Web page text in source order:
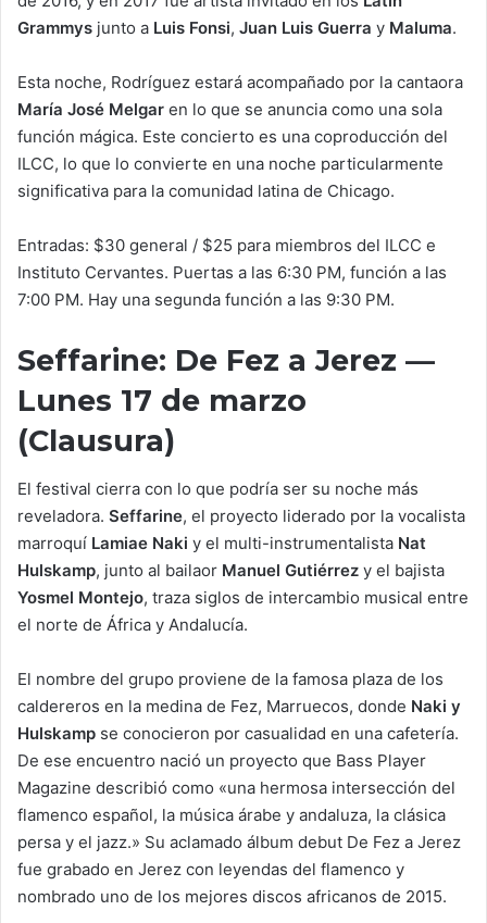
Grammys junto a Luis Fonsi, Juan Luis Guerra y Maluma.
Esta noche, Rodríguez estará acompañado por la cantaora
María José Melgar en lo que se anuncia como una sola
función mágica. Este concierto es una coproducción del
ILCC, lo que lo convierte en una noche particularmente
significativa para la comunidad latina de Chicago.
Entradas: $30 general / $25 para miembros del ILCC e
Instituto Cervantes. Puertas a las 6:30 PM, función a las
7:00 PM. Hay una segunda función a las 9:30 PM.
Seffarine: De Fez a Jerez —
Lunes 17 de marzo
(Clausura)
El festival cierra con lo que podría ser su noche más
reveladora. Seffarine, el proyecto liderado por la vocalista
marroquí Lamiae Naki y el multi-instrumentalista Nat
Hulskamp, junto al bailaor Manuel Gutiérrez y el bajista
Yosmel Montejo, traza siglos de intercambio musical entre
el norte de África y Andalucía.
El nombre del grupo proviene de la famosa plaza de los
caldereros en la medina de Fez, Marruecos, donde Naki y
Hulskamp se conocieron por casualidad en una cafetería.
De ese encuentro nació un proyecto que Bass Player
Magazine describió como «una hermosa intersección del
flamenco español, la música árabe y andaluza, la clásica
persa y el jazz.» Su aclamado álbum debut De Fez a Jerez
fue grabado en Jerez con leyendas del flamenco y
nombrado uno de los mejores discos africanos de 2015.